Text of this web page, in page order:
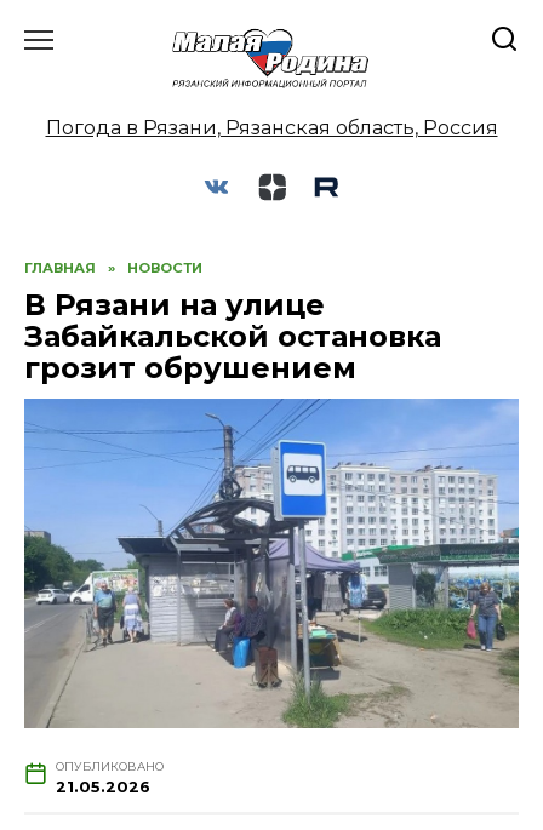
Погода в Рязани, Рязанская область, Россия
ГЛАВНАЯ » НОВОСТИ
В Рязани на улице
Забайкальской остановка
грозит обрушением
ОПУБЛИКОВАНО
21.05.2026